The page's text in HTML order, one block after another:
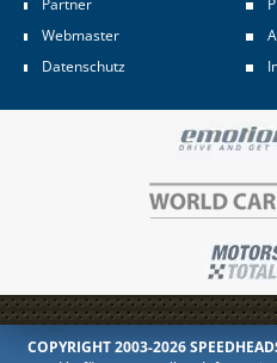
Partner
Webmaster
Datenschutz
COPYRIGHT 2003-2026